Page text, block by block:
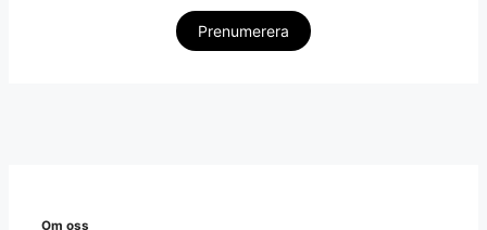
Om oss